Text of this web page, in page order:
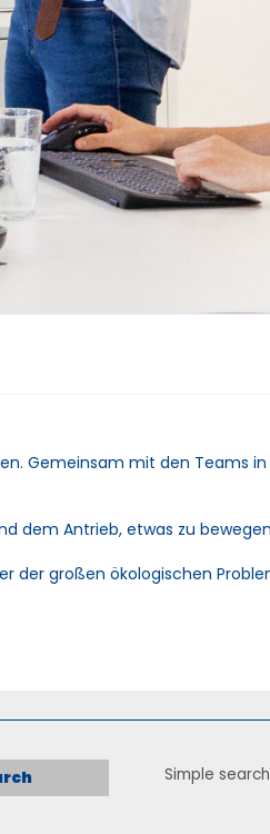
Gemeinsam mit den Teams in
dem Antrieb, etwas zu
der großen ökologischen
Simple search